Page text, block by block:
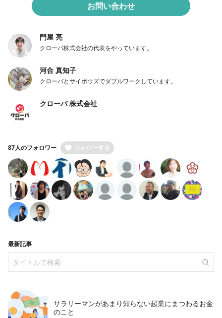
お問い合わせ
門屋 亮
クローバ株式会社の代表をやっています。
河合 真知子
クローバとサイボウズでダブルワークしています。
クローバ 株式会社
87人のフォロワー フォローする
最新記事
サラリーマンがあまり知らない起業にまつわるお金
のこと